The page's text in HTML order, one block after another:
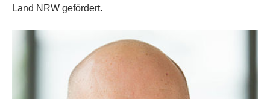
Land NRW gefördert.